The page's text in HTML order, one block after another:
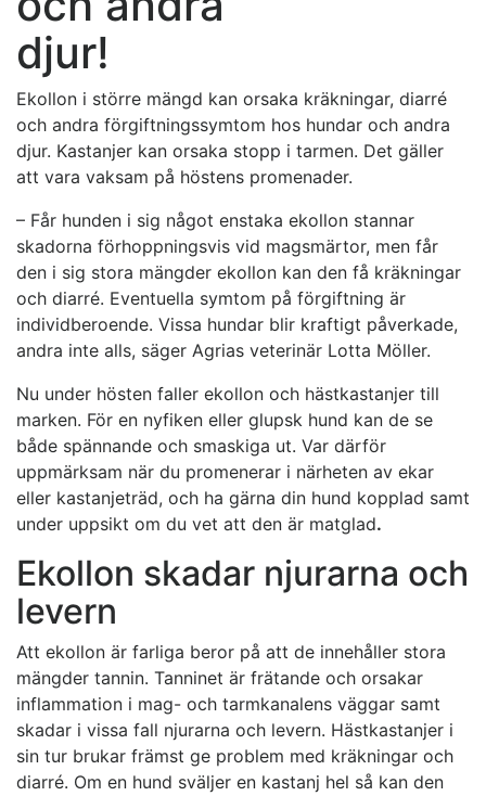
djur!
Ekollon i större mängd kan orsaka kräkningar, diarré
och andra förgiftningssymtom hos hundar och andra
djur. Kastanjer kan orsaka stopp i tarmen. Det gäller
att vara vaksam på höstens promenader.
– Får hunden i sig något enstaka ekollon stannar
skadorna förhoppningsvis vid magsmärtor, men får
den i sig stora mängder ekollon kan den få kräkningar
och diarré. Eventuella symtom på förgiftning är
individberoende. Vissa hundar blir kraftigt påverkade,
andra inte alls, säger Agrias veterinär Lotta Möller.
Nu under hösten faller ekollon och hästkastanjer till
marken. För en nyfiken eller glupsk hund kan de se
både spännande och smaskiga ut. Var därför
uppmärksam när du promenerar i närheten av ekar
eller kastanjeträd, och ha gärna din hund kopplad samt
under uppsikt om du vet att den är matglad.
Ekollon skadar njurarna och
levern
Att ekollon är farliga beror på att de innehåller stora
mängder tannin. Tanninet är frätande och orsakar
inflammation i mag- och tarmkanalens väggar samt
skadar i vissa fall njurarna och levern. Hästkastanjer i
sin tur brukar främst ge problem med kräkningar och
diarré. Om en hund sväljer en kastanj hel så kan den